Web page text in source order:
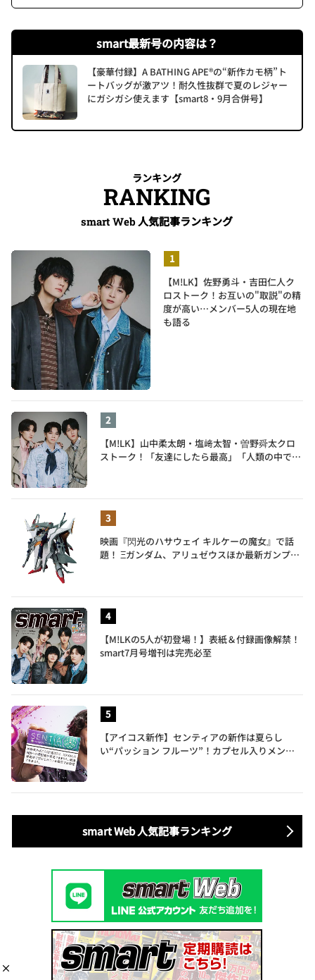
smart最新号の内容は？
【豪華付録】A BATHING APE®の“新作カモ柄”ト
ートバッグが激アツ！耐久性抜群で夏のレジャー
にガシガシ使えます【smart8・9月合併号】
ランキング
RANKING
smart Web 人気記事ランキング
【M!LK】佐野勇斗・吉田仁人ク
ロストーク！お互いの"取説"の精
度が高い…メンバー5人の現在地
も語る
【M!LK】山中柔太朗・塩﨑太智・曽野舜太クロ
ストーク！「友達にしたら最高」「人類の中で桁
映画『閃光のハサウェイ キルケーの魔女』で話
題！ Ξガンダム、アリュゼウスほか最新ガンプラ
【M!LKの5人が初登場！】表紙＆付録画像解禁！
smart7月号増刊は完売必至
【アイコス新作】センティアの新作は夏らし
い“パッション フルーツ”！カプセル入りメンソ
smart Web 人気記事ランキング